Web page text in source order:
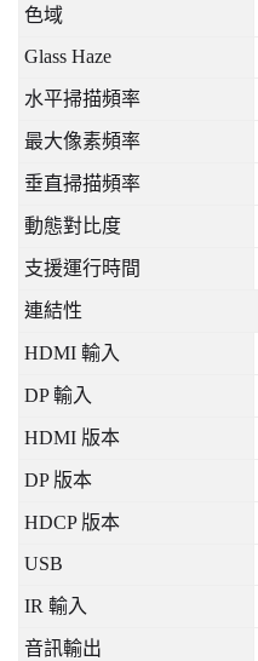
色域
Glass Haze
水平掃描頻率
最大像素頻率
垂直掃描頻率
動態對比度
支援運行時間
連結性
HDMI 輸入
DP輸入
HDMI 版本
DP 版本
HDCP 版本
USB
IR 輸入
音訊輸出